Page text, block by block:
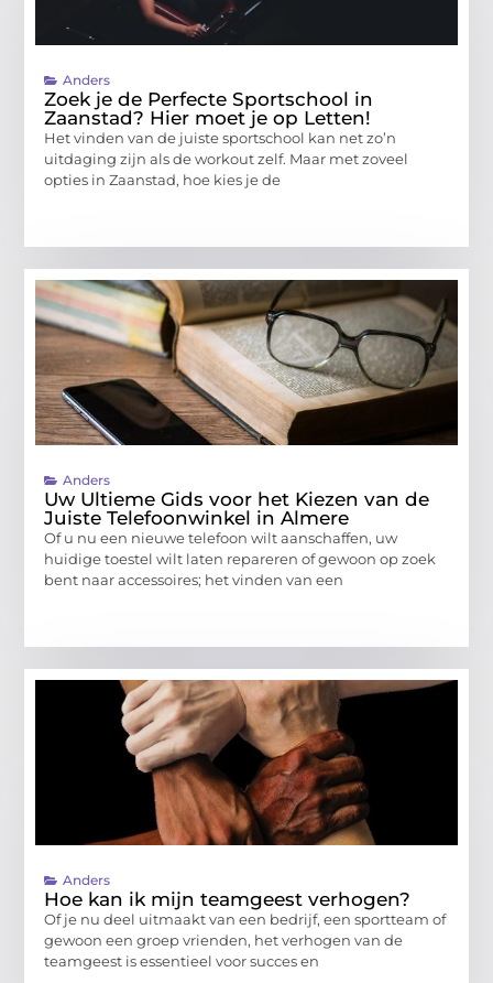
Anders
Zoek je de Perfecte Sportschool in
Zaanstad? Hier moet je op Letten!
Het vinden van de juiste sportschool kan net zo’n
uitdaging zijn als de workout zelf. Maar met zoveel
opties in Zaanstad, hoe kies je de
Anders
Uw Ultieme Gids voor het Kiezen van de
Juiste Telefoonwinkel in Almere
Of u nu een nieuwe telefoon wilt aanschaffen, uw
huidige toestel wilt laten repareren of gewoon op zoek
bent naar accessoires; het vinden van een
Anders
Hoe kan ik mijn teamgeest verhogen?
Of je nu deel uitmaakt van een bedrijf, een sportteam of
gewoon een groep vrienden, het verhogen van de
teamgeest is essentieel voor succes en